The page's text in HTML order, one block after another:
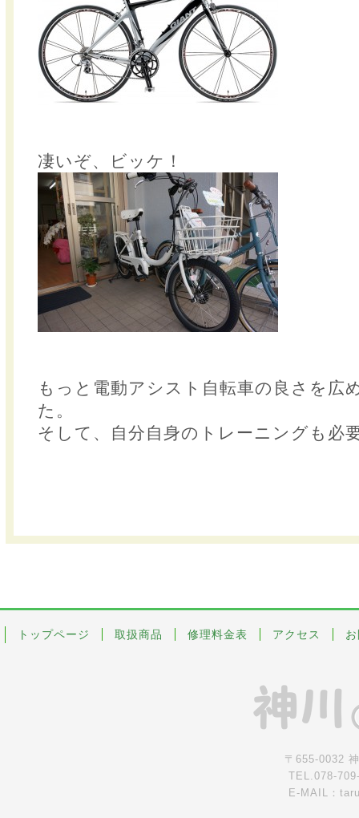
凄いぞ、ビッケ！
もっと電動アシスト自転車の良さを広
た。
そして、自分自身のトレーニングも必
トップページ 取扱商品 修理料金表 アクセス
〒655-0032
TEL.078-
E-MAIL：